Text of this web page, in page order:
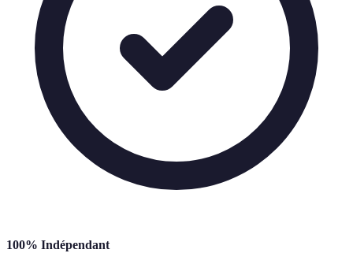
100% Indépendant